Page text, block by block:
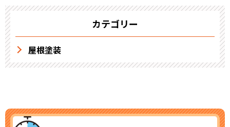
カテゴリー
屋根塗装